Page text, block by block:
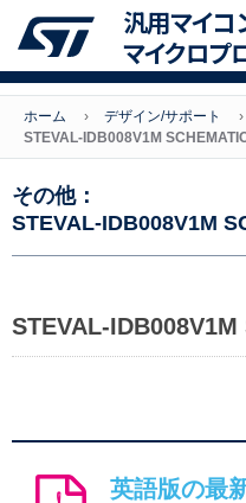
汎用マイコ
マイクロプ
ホーム デザイン/サポート
STEVAL-IDB008V1M
その他：
STEVAL-IDB008V1M
STEVAL-IDB008V1M
英語版の最